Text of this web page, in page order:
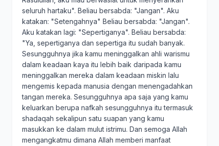
seluruh hartaku". Beliau bersabda: "Jangan". Aku
katakan: "Setengahnya" Beliau bersabda: "Jangan".
Aku katakan lagi: "Sepertiganya". Beliau bersabda:
"Ya, sepertiganya dan sepertiga itu sudah banyak.
Sesungguhnya jika kamu meninggalkan ahli warismu
dalam keadaan kaya itu lebih baik daripada kamu
meninggalkan mereka dalam keadaan miskin lalu
mengemis kepada manusia dengan menengadahkan
tangan mereka. Sesungguhnya apa saja yang kamu
keluarkan berupa nafkah sesungguhnya itu termasuk
shadaqah sekalipun satu suapan yang kamu
masukkan ke dalam mulut istrimu. Dan semoga Allah
mengangkatmu dimana Allah memberi manfaat